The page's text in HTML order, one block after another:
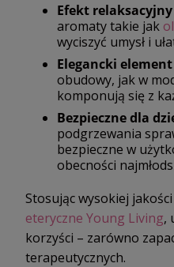
Efekt
aromaty takie jak
wyciszyć umysł i
Elegancki
obudowy, jak w
komponują się z
Bezpieczne dla
podgrzewania
bezpieczne w
obecności
Stosując wysokiej
eteryczne Young Living,
korzyści – zarówno
terapeutycznych.